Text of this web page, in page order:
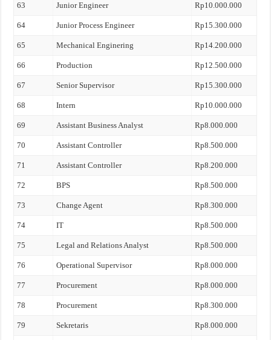
63 Junior Engineer Rp10.000.000
64 Junior Process Engineer Rp15.300.000
65 Mechanical Enginering Rp14.200.000
66 Production Rp12.500.000
67 Senior Supervisor Rp15.300.000
68 Intern Rp10.000.000
69 Assistant Business Analyst Rp8.000.000
70 Assistant Controller Rp8.500.000
71 Assistant Controller Rp8.200.000
72 BPS Rp8.500.000
73 Change Agent Rp8.300.000
74 IT Rp8.500.000
75 Legal and Relations Analyst Rp8.500.000
76 Operational Supervisor Rp8.000.000
77 Procurement Rp8.000.000
78 Procurement Rp8.300.000
79 Sekretaris Rp8.000.000